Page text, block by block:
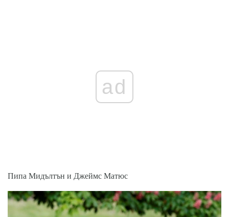
ad
Пипа Мидълтън и Джеймс Матюс